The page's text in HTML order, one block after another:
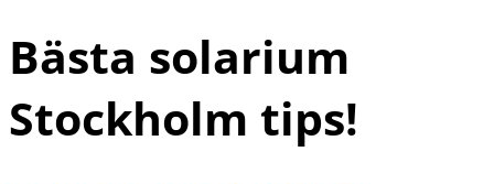
Bästa solarium
Stockholm tips!